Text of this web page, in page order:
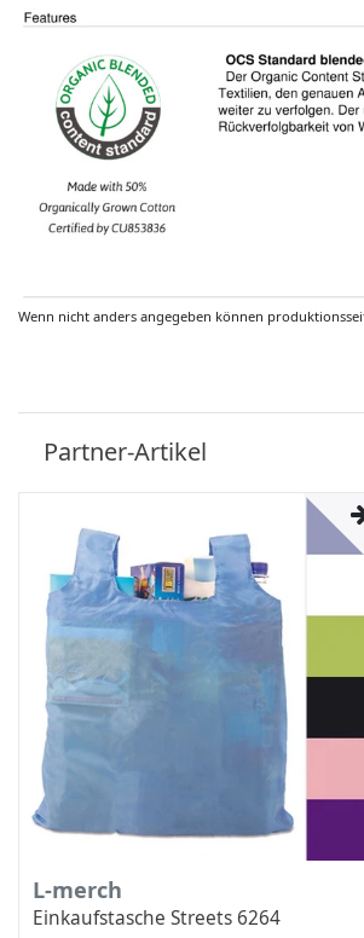
Wenn nicht anders angegeben können
Partner-Artikel
L-merch
Einkaufstasche Streets 6264